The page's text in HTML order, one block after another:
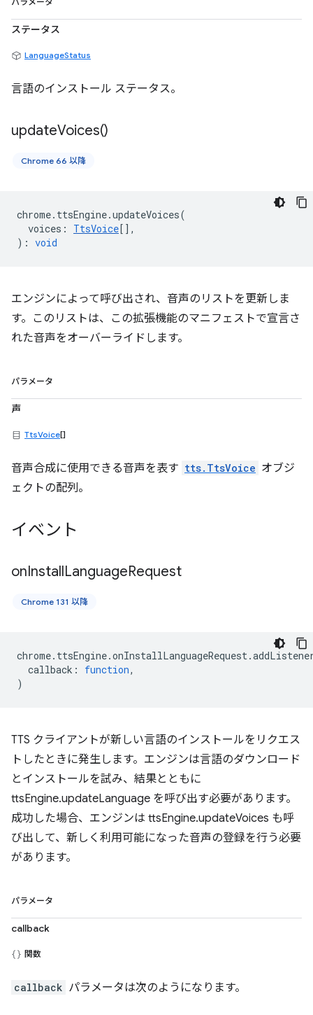
パラメータ
ステータス
LanguageStatus
言語のインストール ステータス。
updateVoices()
Chrome 66 以降
chrome. ttsEngine.updateVoices(
voices : TtsVoice[],
) : void
エンジンによって呼び出され、音声のリストを更新しま
す。このリストは、この拡張機能のマニフェストで宣言さ
れた音声をオーバーライドします。
パラメータ
声
TtsVoice[]
音声合成に使用できる音声を表す tts.TtsVoice オブジ
ェクトの配列。
イベント
onInstallLanguageRequest
Chrome 131 以降
chrome. ttsEngine.onInstallLanguageRequest.
callback : function,
)
TTS クライアントが新しい言語のインストールをリクエス
トしたときに発生します。エンジンは言語のダウンロード
とインストールを試み、結果とともに
ttsEngine.updateLanguage を呼び出す必要があります。
成功した場合、エンジンは ttsEngine.updateVoices も呼
び出して、新しく利用可能になった音声の登録を行う必要
があります。
パラメータ
callback
関数
callback パラメータは次のようになります。